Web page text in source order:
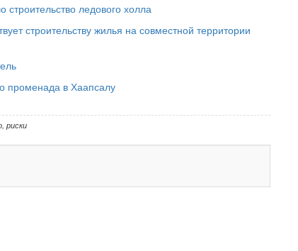
ледового холла
строительству жилья на совместной территории
променада в Хаапсалу
, риски